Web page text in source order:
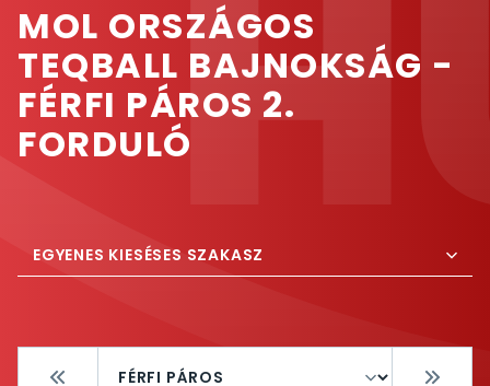
MOL ORSZÁGOS
TEQBALL BAJNOKSÁG -
FÉRFI PÁROS 2.
FORDULÓ
EGYENES KIESÉSES SZAKASZ